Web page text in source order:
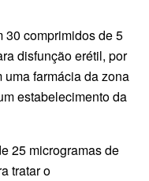
30 comprimidos de 5
disfunção erétil, por
farmácia da zona
estabelecimento da
25 microgramas de
tratar o